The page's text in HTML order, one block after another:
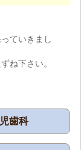
ていきまし
ね下さい。
歯科